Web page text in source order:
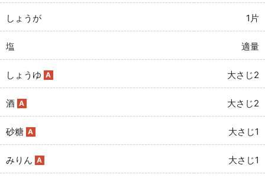
しょうが 1片
塩 適量
しょうゆ A 大さじ2
酒 A 大さじ2
砂糖 A 大さじ1
みりん A 大さじ1